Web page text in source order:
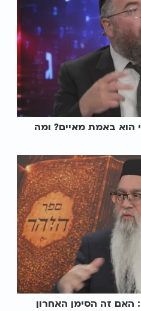
הוא באמת מאיים? ומה
האם זה הסימן האחרון